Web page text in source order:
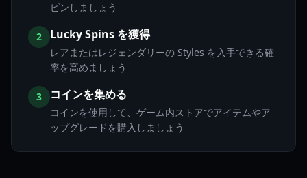
ピンしましょう
2 Lucky Spins を獲得
レアまたはレジェンダリーの Styles を入手できる確
率を高めましょう
3 コインを集める
コインを使用して、ゲーム内ストアでアイテムやア
ップグレードを購入しましょう